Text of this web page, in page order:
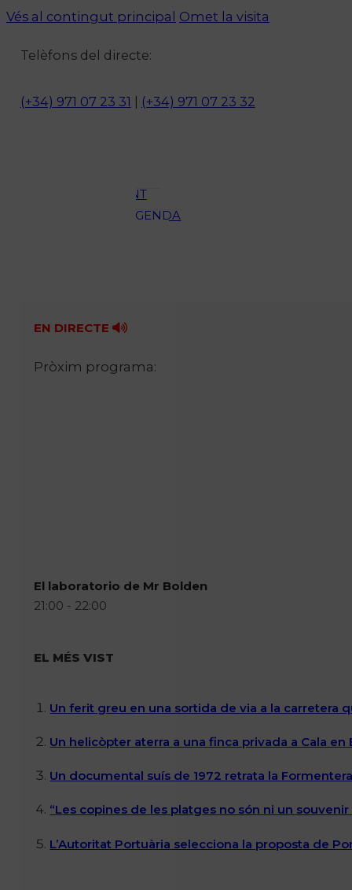
Vés al contingut principal Omet la visita
Telèfons del directe:
(+34) 971 07 23 31 (+34) 971 07 23 32
OCI
AMBIENT
AGENDA
Fes-te'n soci!
EN DIRECTE
Pròxim programa:
El laboratorio de Mr Bolden
21:00 - 22:00
EL MÉS VIST
Un ferit greu en una sortida de via a la carretera
Un helicòpter aterra a una finca privada a Cala
Un documental suís de 1972 retrata la
“Les copines de les platges no són ni un
L’Autoritat Portuària selecciona la proposta de